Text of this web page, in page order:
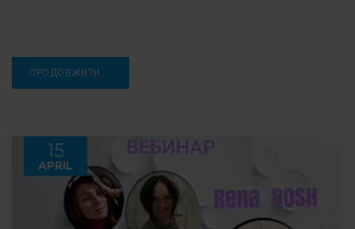
ПРОДОВЖИТИ ...
15
APRIL